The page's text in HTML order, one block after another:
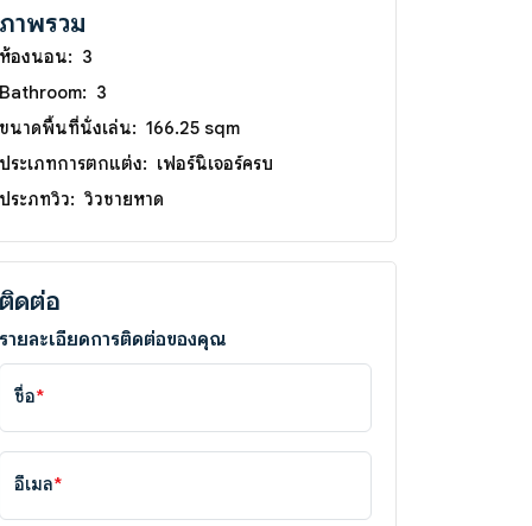
ภาพรวม
ห้องนอน: 3
Bathroom: 3
ขนาดพื้นที่นั่งเล่น: 166.25 sqm
ประเภทการตกแต่ง: เฟอร์นิเจอร์ครบ
ประภทวิว: วิวชายหาด
ติดต่อ
รายละเอียดการติดต่อของคุณ
ชื่อ*
อีเมล*